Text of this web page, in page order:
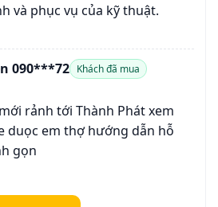
và phục vụ của kỹ thuật.
090***72 Khách đã mua
rảnh tới Thành Phát xem
duọc em thợ hướng dẫn hỗ
gọn